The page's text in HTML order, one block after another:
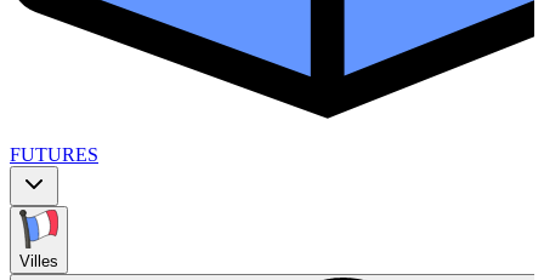
FUTURES
Villes